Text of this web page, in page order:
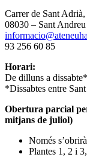
Carrer de Sant
08030 – Sant
93 256 60 85
Horari:
De dilluns a
*Dissabtes entre
Obertura parcial
mitjans de juliol)
Només
Plantes 1, 2 i